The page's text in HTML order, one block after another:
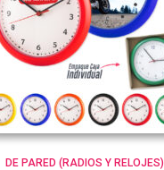
DE PARED (RADIOS Y RELOJES)